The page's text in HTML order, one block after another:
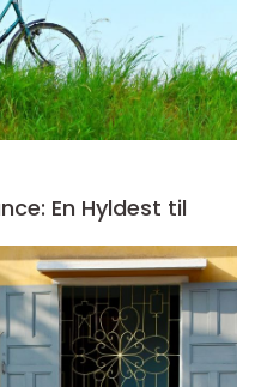
En Hyldest til